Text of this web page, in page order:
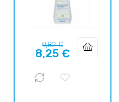
Prix
habituel
9,82 €Prix
8,25 €